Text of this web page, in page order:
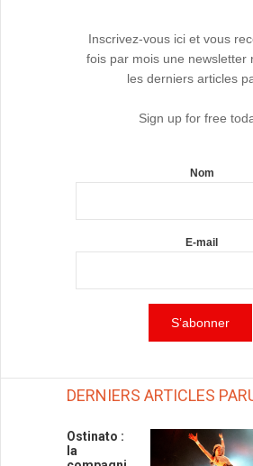
Inscrivez-vous ici et vous
fois par mois une newsletter
les derniers articles
Sign up for free
Nom
E-mail
DERNIERS ARTICLES
Ostinato :
la